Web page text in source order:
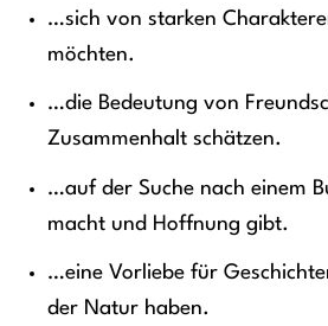
…sich von starken
möchten.
…die Bedeutung von
Zusammenhalt schätzen.
…auf der Suche nach einem
macht und Hoffnung gibt.
…eine Vorliebe für
der Natur haben.